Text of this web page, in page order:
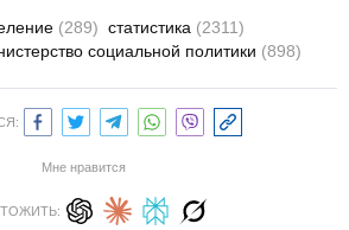
(289) статистика (2311)
социальной политики (898)
Мне нравится